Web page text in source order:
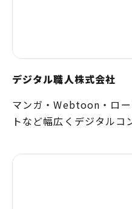
デジタル職人株式会社
マンガ・Webtoon・ロ
トなど幅広くデジタルコ